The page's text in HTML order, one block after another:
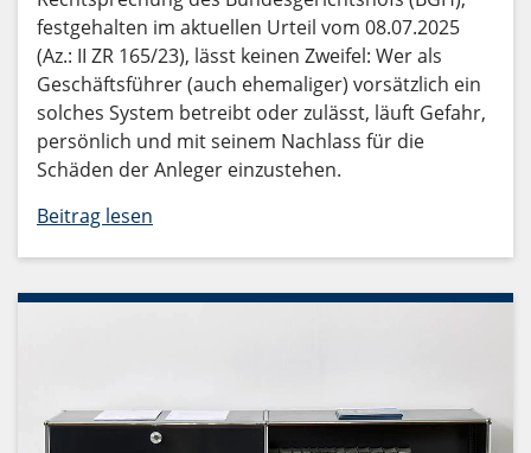
festgehalten im aktuellen Urteil vom 08.07.2025
(Az.: II ZR 165/23), lässt keinen Zweifel: Wer als
Geschäftsführer (auch ehemaliger) vorsätzlich ein
solches System betreibt oder zulässt, läuft Gefahr,
persönlich und mit seinem Nachlass für die
Schäden der Anleger einzustehen.
Beitrag lesen